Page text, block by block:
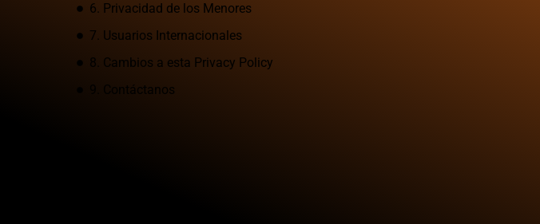
6. Privacidad de los Menores
7. Usuarios Internacionales
8. Cambios a esta Privacy Policy
9. Contáctanos